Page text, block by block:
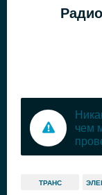
чем
ТРАНС